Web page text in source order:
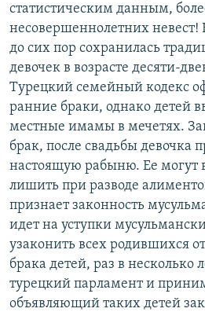
статистическим данным,
несовершеннолетних невест!
до сих пор сохранилась
девочек в возрасте десяти-
Турецкий семейный кодекс
ранние браки, однако детей
местные имамы в мечетях.
брак, после свадьбы девочка
настоящую рабыню. Ее могут
лишить при разводе
признает законность
идет на уступки
узаконить всех родившихся
брака детей, раз в несколько
турецкий парламент и
объявляющий таких детей